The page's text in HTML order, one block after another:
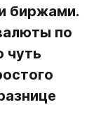
биржами.
по
чуть